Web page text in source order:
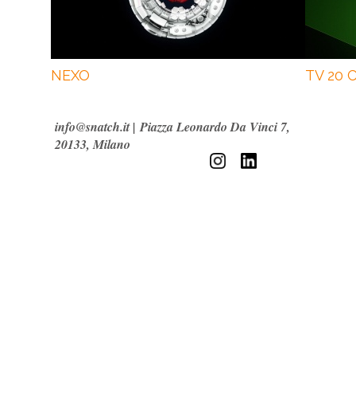
NEXO TV 20
info@snatch.it|Piazza Leonardo Da Vinci 7,
20133, Milano